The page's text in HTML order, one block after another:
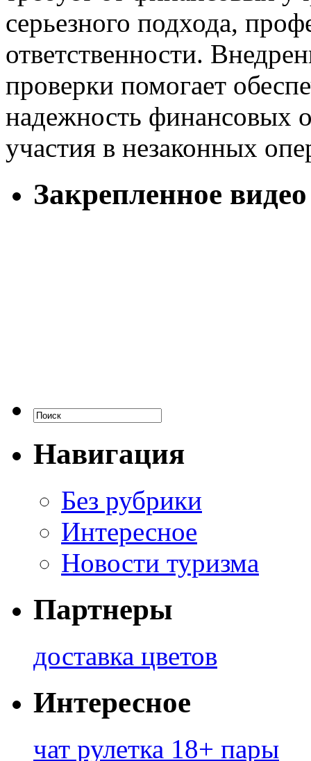
серьезного подхода,
ответственности.
проверки помогает
надежность финансовых
участия в незаконных
Закрепленное видео
Навигация
Без рубрики
Интересное
Новости туризма
Партнеры
доставка цветов
Интересное
чат рулетка 18+ пары